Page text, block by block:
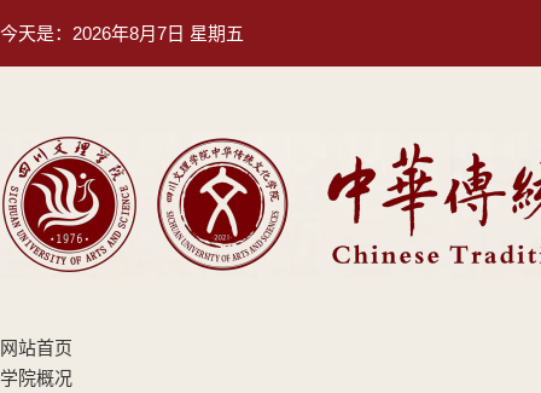
今天是： 2026年8月7日 星期五
网站首页
学院概况